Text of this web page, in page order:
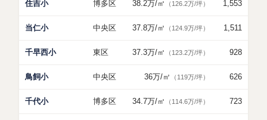
住吉小 博多区 38.2万/㎡ （126.2万/坪） 1,553
当仁小 中央区 37.8万/㎡ （124.9万/坪） 1,511
千早西小 東区 37.3万/㎡ （123.2万/坪） 928
鳥飼小 中央区 36万/㎡ （119万/坪） 626
千代小 博多区 34.7万/㎡ （114.6万/坪） 723